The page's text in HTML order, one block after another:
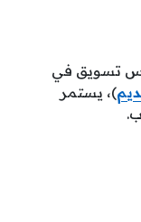
تسويق في
)، يستمر